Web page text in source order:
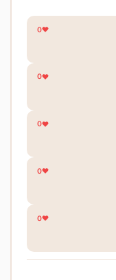
0
0
0
0
0